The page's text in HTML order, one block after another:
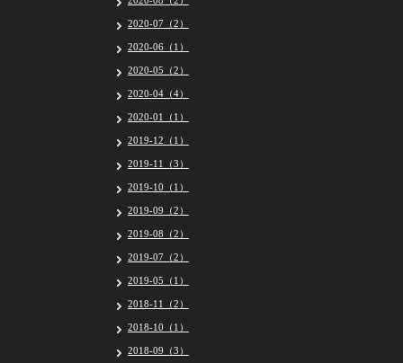
2020-07（2）
2020-06（1）
2020-05（2）
2020-04（4）
2020-01（1）
2019-12（1）
2019-11（3）
2019-10（1）
2019-09（2）
2019-08（2）
2019-07（2）
2019-05（1）
2018-11（2）
2018-10（1）
2018-09（3）